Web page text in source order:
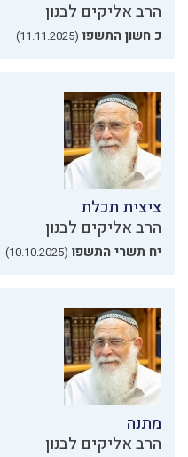
הרב אליקים לבנון
כ חשון התשפו (11.11.2025)
ציצית תכלת
הרב אליקים לבנון
יח תשרי התשפו (10.10.2025)
מתנה
הרב אליקים לבנון